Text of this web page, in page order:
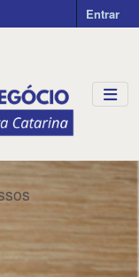
Entrar